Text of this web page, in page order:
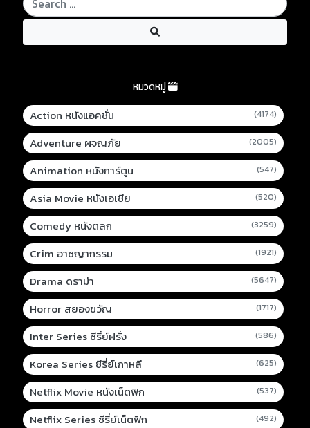
หมวดหมู่
Action หนังแอคชั่น (4174)
Adventure ผจญภัย (2005)
Animation หนังการ์ตูน (547)
Asia Movie หนังเอเชีย (520)
Comedy หนังตลก (3259)
Crim อาชญากรรม (1921)
Drama ดราม่า (5647)
Horror สยองขวัญ (1717)
Inter Series ซีรี่ย์ฝรั่ง (586)
Korea Series ซีรี่ย์เกาหลี (625)
Netflix Movie หนังเน็ตฟิก (537)
Netflix Series ซีรี่ย์เน็ตฟิก (492)